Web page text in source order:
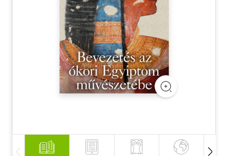
Szótár, nyelvkönyv
Tankönyv, segédkönyv
Társadalomtudomány
Természettudomány